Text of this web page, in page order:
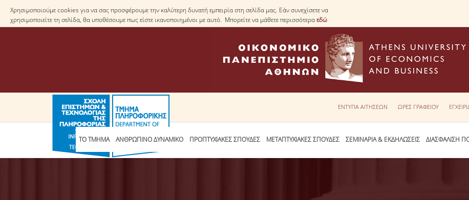
Χρησιμοποιούμε cookies για να σας προσφέρουμε την καλύτερη δυνατή εμπειρία στη σελίδα μας. Εάν συνεχίσετε να
χρησιμοποιείτε τη σελίδα, θα υποθέσουμε πως είστε ικανοποιημένοι με αυτό. Μπορείτε να μάθετε περισσότεραεδώ
ΕΝΤΥΠΑ ΑΙΤΗΣΕΩΝ ΩΡΕΣ ΓΡΑΦΕΙΟΥ
ΤΟ ΤΜΗΜΑ ΑΝΘΡΩΠΙΝΟ ΔΥΝΑΜΙΚΟ ΠΡΟΠΤΥΧΙΑΚΕΣ ΣΠΟΥΔΕΣ ΜΕΤΑΠΤΥΧΙΑΚΕΣ ΣΠΟΥΔΕΣ ΣΕΜΙΝΑΡΙΑ & ΕΚΔΗΛΩΣΕΙΣ ΔΙΑΣΦΑΛΙΣΗ